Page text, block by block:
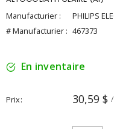
Manufacturier :
PHILIPS
# Manufacturier : 467373
En inventaire
Prix 30,59 $